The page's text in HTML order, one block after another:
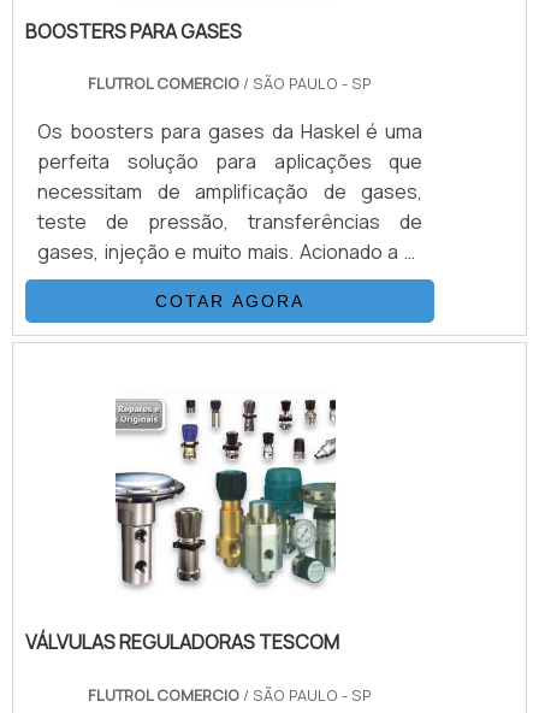
BOOSTERS PARA GASES
FLUTROL COMERCIO / SÃO PAULO - SP
Os boosters para gases da Haskel é uma
perfeita solução para aplicações que
necessitam de amplificação de gases,
teste de pressão, transferências de
gases, injeção e muito mais. Acionado a ar
comprimido, tem o mesmo princípio de
funcionamento que as bombas
hidropneumáticas, relação de área de
suprimento. O Booster para Gases da
Haskel tem duas entradas de gás, uma para
o ar motor e outra para o gás a ser
multiplicado.VANTAGENS QUE PRECISAM
SER DESTACADAS.
COTAR AGORA
VÁLVULAS REGULADORAS TESCOM
FLUTROL COMERCIO / SÃO PAULO - SP